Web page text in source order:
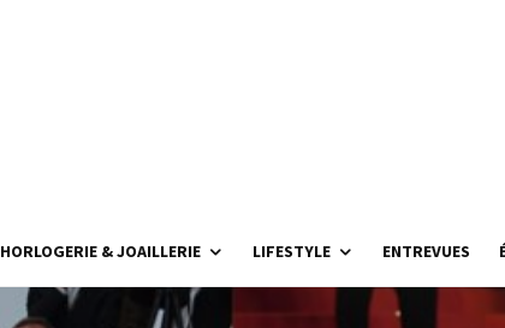
HORLOGERIE & JOAILLERIE LIFESTYLE ENTREVUES